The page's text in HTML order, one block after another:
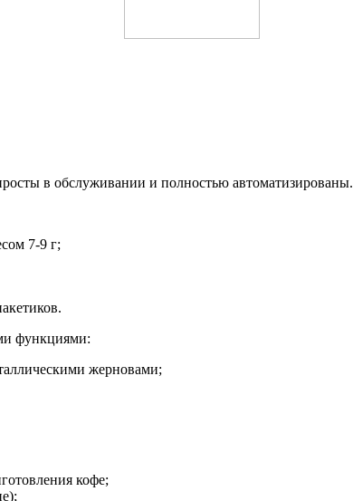
в обслуживании и полностью автоматизированы.
7-9 г;
функциями:
жерновами;
кофе;